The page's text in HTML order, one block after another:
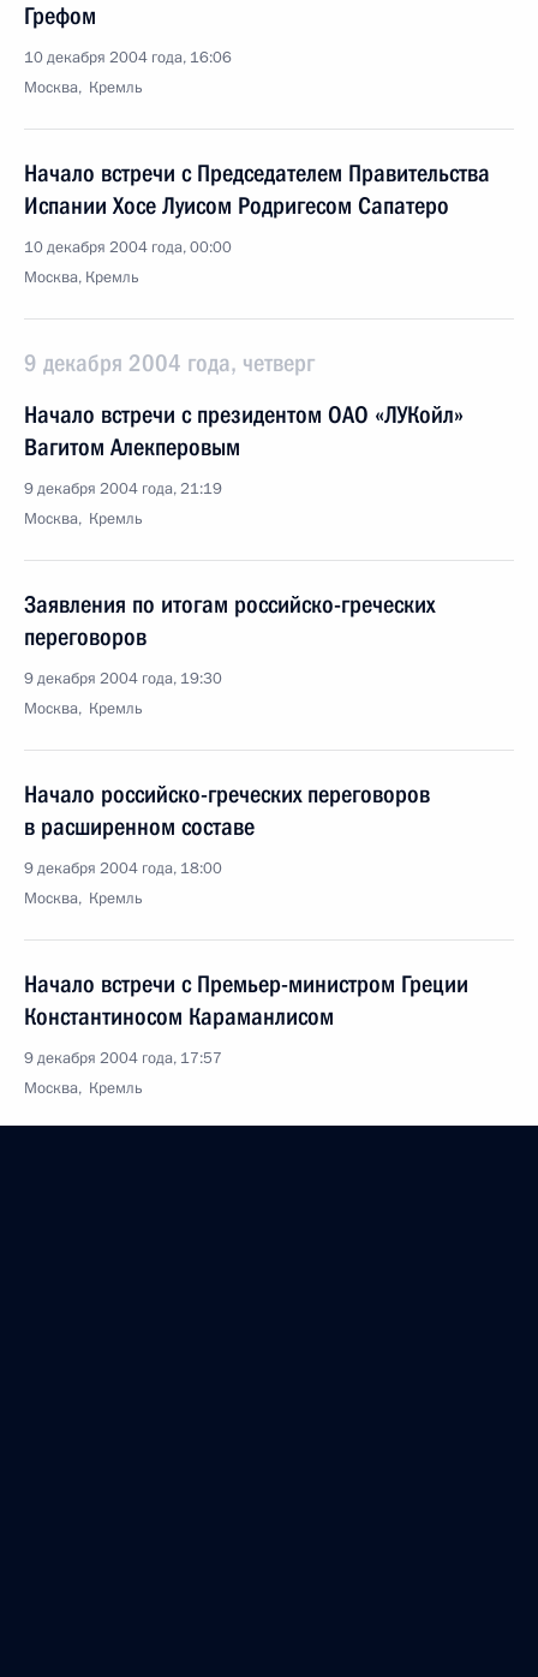
Грефом
10 декабря 2004 года, 16:06
Москва, Кремль
Начало встречи с Председателем Правительства
Испании Хосе Луисом Родригесом Сапатеро
10 декабря 2004 года, 00:00
Москва, Кремль
9 декабря 2004 года, четверг
Начало встречи с президентом ОАО «ЛУКойл»
Вагитом Алекперовым
9 декабря 2004 года, 21:19
Москва, Кремль
Заявления по итогам российско-греческих
переговоров
9 декабря 2004 года, 19:30
Москва, Кремль
Начало российско-греческих переговоров
в расширенном составе
9 декабря 2004 года, 18:00
Москва, Кремль
Начало встречи с Премьер-министром Греции
Константиносом Караманлисом
9 декабря 2004 года, 17:57
Москва, Кремль